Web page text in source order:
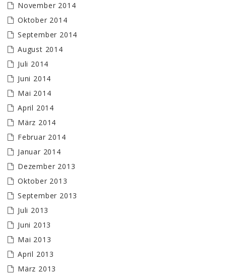
November 2014
Oktober 2014
September 2014
August 2014
Juli 2014
Juni 2014
Mai 2014
April 2014
März 2014
Februar 2014
Januar 2014
Dezember 2013
Oktober 2013
September 2013
Juli 2013
Juni 2013
Mai 2013
April 2013
März 2013